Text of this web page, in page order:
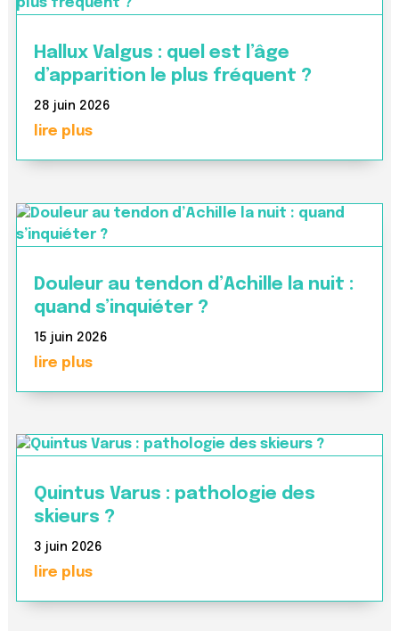
Hallux Valgus : quel est l’âge
d’apparition le plus fréquent ?
28 juin 2026
lire plus
Douleur au tendon d’Achille la nuit :
quand s’inquiéter ?
15 juin 2026
lire plus
Quintus Varus : pathologie des
skieurs ?
3 juin 2026
lire plus